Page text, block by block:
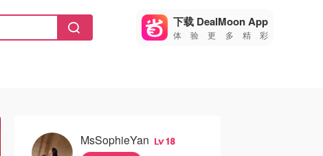
🇺🇸
🇨🇳 中国
下载 DealMoon App
体验更多精彩
MsSophieYan 18